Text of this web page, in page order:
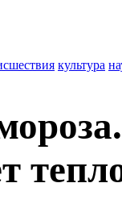
культура